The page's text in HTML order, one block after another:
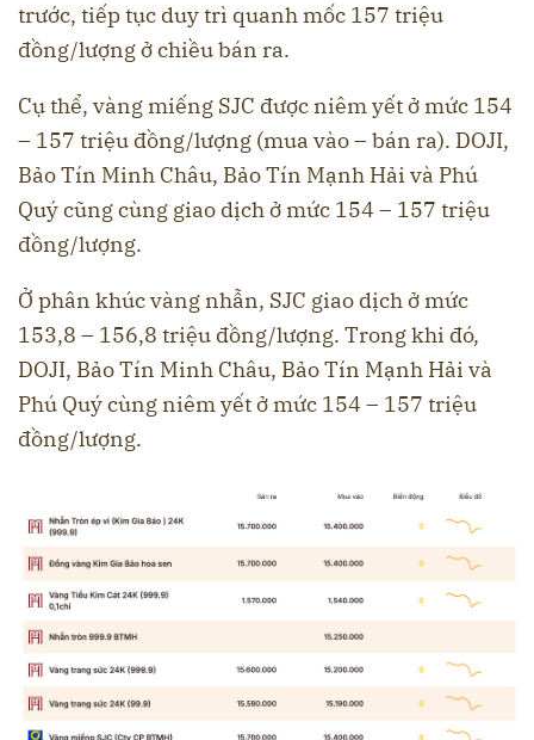
trước, tiếp tục duy trì quanh mốc 157 triệu
đồng/lượng ở chiều bán ra.
Cụ thể, vàng miếng SJC được niêm yết ở mức 154
– 157 triệu đồng/lượng (mua vào – bán ra). DOJI,
Bảo Tín Minh Châu, Bảo Tín Mạnh Hải và Phú
Quý cũng cùng giao dịch ở mức 154 – 157 triệu
đồng/lượng.
Ở phân khúc vàng nhẫn, SJC giao dịch ở mức
153,8 – 156,8 triệu đồng/lượng. Trong khi đó,
DOJI, Bảo Tín Minh Châu, Bảo Tín Mạnh Hải và
Phú Quý cùng niêm yết ở mức 154 – 157 triệu
đồng/lượng.